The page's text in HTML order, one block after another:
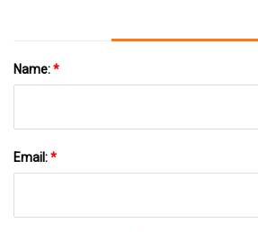
Name:*
Email:*